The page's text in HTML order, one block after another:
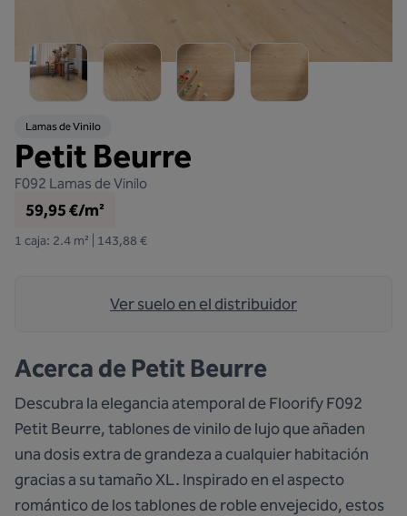
Lamas de Vinilo
Petit Beurre
F092 Lamas de Vinilo
59,95 €/m²
1 caja: 2.4 m² | 143,88 €
Ver suelo en el distribuidor
Acerca de Petit Beurre
Descubra la elegancia atemporal de Floorify F092
Petit Beurre, tablones de vinilo de lujo que añaden
una dosis extra de grandeza a cualquier habitación
gracias a su tamaño XL. Inspirado en el aspecto
romántico de los tablones de roble envejecido, estos